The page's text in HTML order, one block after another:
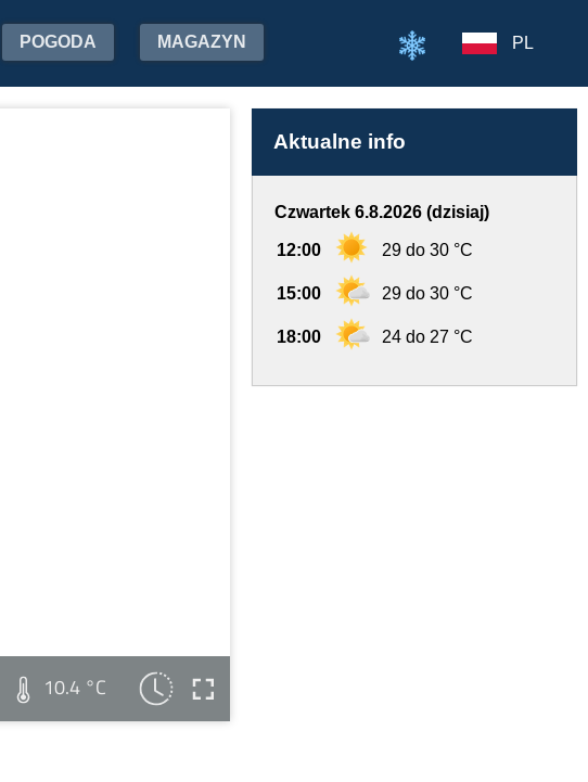
POGODA MAGAZYN PL
10.4 °C
Aktualne info
Czwartek 6.8.2026 (dzisiaj)
12:00 29 do 30 °C
15:00 29 do 30 °C
18:00 24 do 27 °C